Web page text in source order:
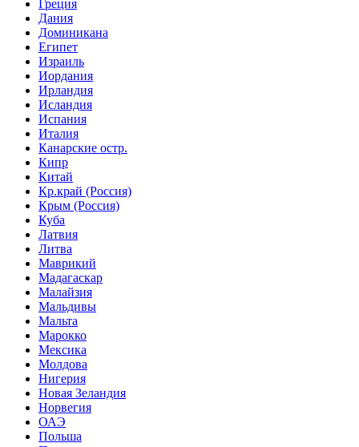
Греция
Дания
Доминикана
Египет
Израиль
Иордания
Ирландия
Исландия
Испания
Италия
Канарские остр.
Кипр
Китай
Кр.край (Россия)
Крым (Россия)
Куба
Латвия
Литва
Маврикий
Мадагаскар
Малайзия
Мальдивы
Мальта
Марокко
Мексика
Молдова
Нигерия
Новая Зеландия
Норвегия
ОАЭ
Польша